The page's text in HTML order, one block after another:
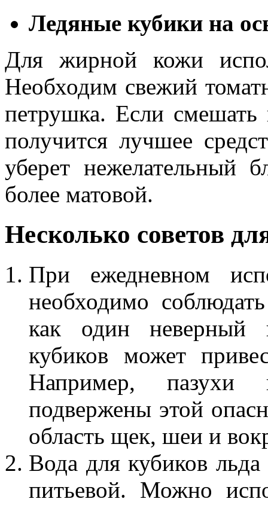
Ледяные кубики на
Для жирной кожи
Необходим свежий
петрушка. Если
получится лучшее
уберет нежелательный
более матовой.
Несколько советов
При ежедневном
необходимо
как один неверный
кубиков может
Например,
подвержены этой
область щек, шеи и
Вода для кубиков
питьевой. Можно